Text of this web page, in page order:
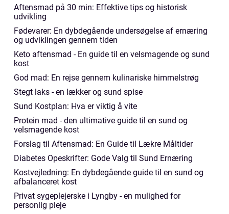
Aftensmad på 30 min: Effektive tips og historisk
udvikling
Fødevarer: En dybdegående undersøgelse af ernæring
og udviklingen gennem tiden
Keto aftensmad - En guide til en velsmagende og sund
kost
God mad: En rejse gennem kulinariske himmelstrøg
Stegt laks - en lækker og sund spise
Sund Kostplan: Hva er viktig å vite
Protein mad - den ultimative guide til en sund og
velsmagende kost
Forslag til Aftensmad: En Guide til Lækre Måltider
Diabetes Opeskrifter: Gode Valg til Sund Ernæring
Kostvejledning: En dybdegående guide til en sund og
afbalanceret kost
Privat sygeplejerske i Lyngby - en mulighed for
personlig pleje